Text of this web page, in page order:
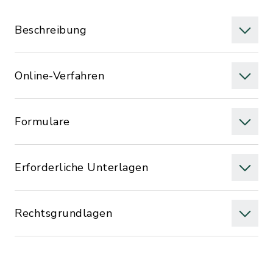
Beschreibung
Online-Verfahren
Formulare
Erforderliche Unterlagen
Rechtsgrundlagen